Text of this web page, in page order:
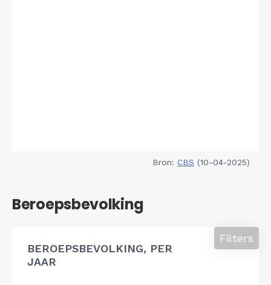
Bron: CBS (10-04-2025)
Beroepsbevolking
BEROEPSBEVOLKING, PER
JAAR
Filters